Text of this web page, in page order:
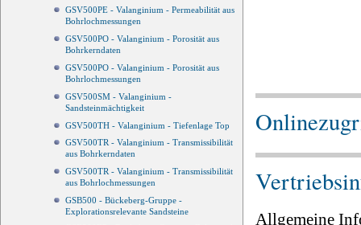
GSV500PE - Valanginium - Permeabilität aus
Bohrlochmessungen
GSV500PO - Valanginium - Porosität aus
Bohrkerndaten
GSV500PO - Valanginium - Porosität aus
Bohrlochmessungen
GSV500SM - Valanginium -
Sandsteinmächtigkeit
GSV500TH - Valanginium - Tiefenlage Top
GSV500TR - Valanginium - Transmissibilität
aus Bohrkerndaten
GSV500TR - Valanginium - Transmissibilität
aus Bohrlochmessungen
GSB500 - Bückeberg-Gruppe -
Explorationsrelevante Sandsteine
Allgemeine